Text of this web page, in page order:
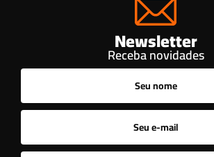
Newsletter
Receba novidades